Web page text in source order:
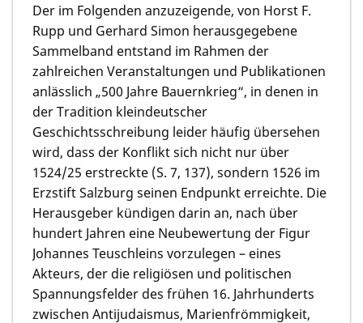
Der im Folgenden anzuzeigende, von Horst F.
Rupp und Gerhard Simon herausgegebene
Sammelband entstand im Rahmen der
zahlreichen Veranstaltungen und Publikationen
anlässlich „500 Jahre Bauernkrieg“, in denen in
der Tradition kleindeutscher
Geschichtsschreibung leider häufig übersehen
wird, dass der Konflikt sich nicht nur über
1524/25 erstreckte (S. 7, 137), sondern 1526 im
Erzstift Salzburg seinen Endpunkt erreichte. Die
Herausgeber kündigen darin an, nach über
hundert Jahren eine Neubewertung der Figur
Johannes Teuschleins vorzulegen – eines
Akteurs, der die religiösen und politischen
Spannungsfelder des frühen 16. Jahrhunderts
zwischen Antijudaismus, Marienfrömmigkeit,